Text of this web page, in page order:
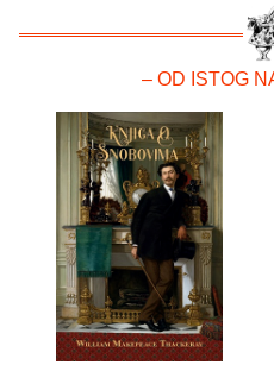
– OD ISTOG